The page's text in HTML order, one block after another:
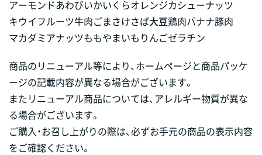
アーモンドあわびいかいくらオレンジカシューナッツ
キウイフルーツ牛肉ごまさけさば大豆鶏肉バナナ豚肉
マカダミアナッツももやまいも りんごゼラチン
商品のリニューアル等により、ホームページと商品パッケ
ージの記載内容が異なる場合がございます。
またリニューアル商品については、アレルギー物質が異な
る場合がございます。
ご購入・お召し上がりの際は、必ずお手元の商品の表示内容
をご確認ください。